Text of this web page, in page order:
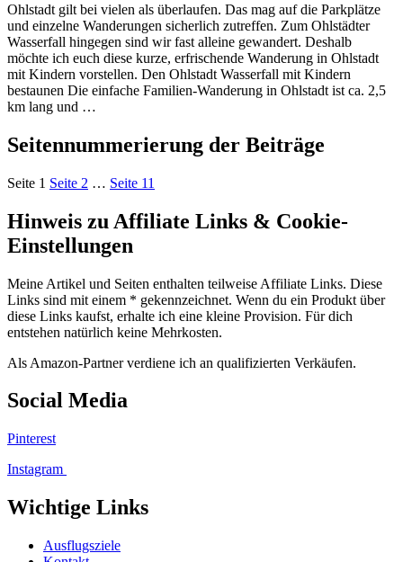
Ohlstadt gilt bei vielen als überlaufen. Das mag auf die Parkplätze
und einzelne Wanderungen sicherlich zutreffen. Zum Ohlstädter
Wasserfall hingegen sind wir fast alleine gewandert. Deshalb
möchte ich euch diese kurze, erfrischende Wanderung in Ohlstadt
mit Kindern vorstellen. Den Ohlstadt Wasserfall mit Kindern
bestaunen Die einfache Familien-Wanderung in Ohlstadt ist ca. 2,5
km lang und …
Seitennummerierung der Beiträge
Seite 1 Seite 2 … Seite 11
Hinweis zu Affiliate Links & Cookie-
Einstellungen
Meine Artikel und Seiten enthalten teilweise Affiliate Links. Diese
Links sind mit einem * gekennzeichnet. Wenn du ein Produkt über
diese Links kaufst, erhalte ich eine kleine Provision. Für dich
entstehen natürlich keine Mehrkosten.
Als Amazon-Partner verdiene ich an qualifizierten Verkäufen.
Social Media
Pinterest
Instagram
Wichtige Links
Ausflugsziele